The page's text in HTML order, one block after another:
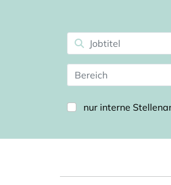
Bereich
nur interne